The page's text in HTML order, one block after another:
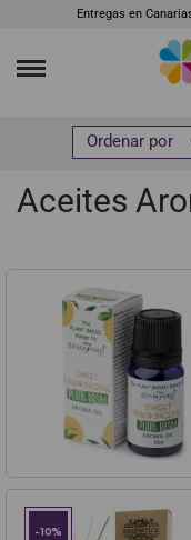
Entregas en
Hogar y
Aceites
-10%